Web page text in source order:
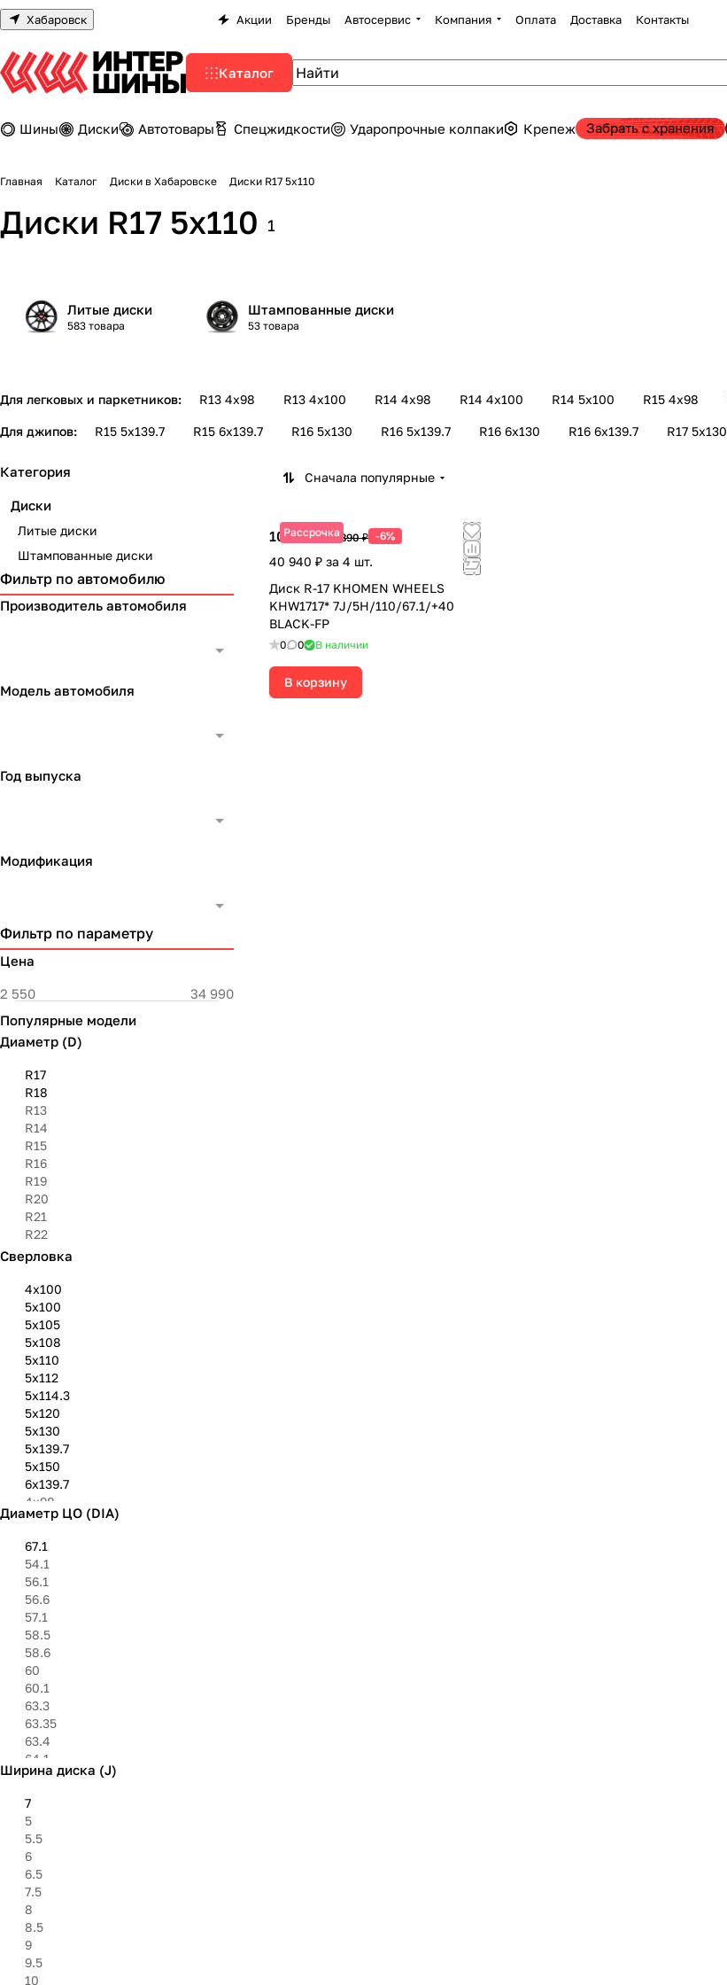
Хабаровск Акции Бренды Автосервис Компания Оплата Доставка Контакты
Каталог
Шины Диски Автотовары Спецжидкости Ударопрочные колпаки Крепеж Забрать с хранения
Главная Каталог Диски в Хабаровске Диски R17 5х110
Диски R17 5х110 1
Литые диски
583 товара
Штампованные диски
53 товара
Для легковых и паркетников: R13 4х98 R13 4х100 R14 4х98 R14 4х100 R14 5х100 R15 4х98
Для джипов: R15 5х139.7 R15 6х139.7 R16 5х130 R16 5х139.7 R16 6х130 R16 6х139.7 R17 5х130
Сначала популярные
Рассрочка
10 235 ₽10 890 ₽ -6%
40 940 ₽ за 4 шт.
Диск R-17 KHOMEN WHEELS
KHW1717* 7J/5H/110/67.1/+40
BLACK-FP
0 0 В наличии
В корзину
Категория
Диски
Литые диски
Штампованные диски
Фильтр по автомобилю
Производитель автомобиля
Модель автомобиля
Год выпуска
Модификация
Фильтр по параметру
Цена
Популярные модели
Диаметр (D)
R17
R18
R13
R14
R15
R16
R19
R20
R21
R22
Сверловка
4х100
5х100
5x105
5х108
5х110
5х112
5х114.3
5х120
5х130
5х139.7
5х150
6х139.7
4х98
4х114.3
6х114.3
6х130
9х100
Диаметр ЦО (DIA)
67.1
54.1
56.1
56.6
57.1
58.5
58.6
60
60.1
63.3
63.35
63.4
64.1
65.1
66.5
66.6
71.6
72.6
73.1
75
75.1
78.1
84.1
84.2
Ширина диска (J)
7
5
5.5
6
6.5
7.5
8
8.5
9
9.5
10